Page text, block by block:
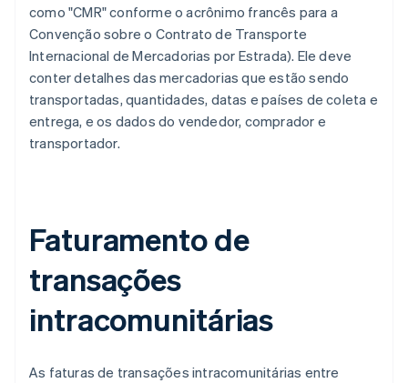
como "CMR" conforme o acrônimo francês para a
Convenção sobre o Contrato de Transporte
Internacional de Mercadorias por Estrada). Ele deve
conter detalhes das mercadorias que estão sendo
transportadas, quantidades, datas e países de coleta e
entrega, e os dados do vendedor, comprador e
transportador.
Faturamento de
transações
intracomunitárias
As faturas de transações intracomunitárias entre